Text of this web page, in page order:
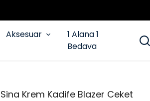
Aksesuar
1 Alana 1
Bedava
Sina Krem Kadife Blazer Ceket